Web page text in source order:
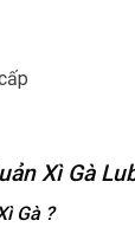
Xì Gà
Gà ?